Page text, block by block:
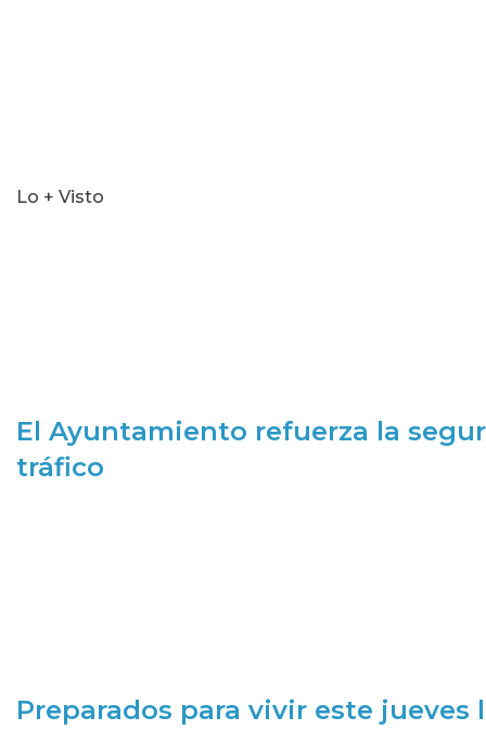
Lo + Visto
El Ayuntamiento refuerza la
tráfico
Preparados para vivir este jueves